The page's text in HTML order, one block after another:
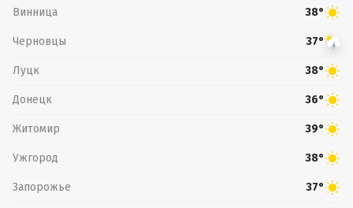
Винница 38°
Черновцы 37°
Луцк 38°
Донецк 36°
Житомир 39°
Ужгород 38°
Запорожье 37°